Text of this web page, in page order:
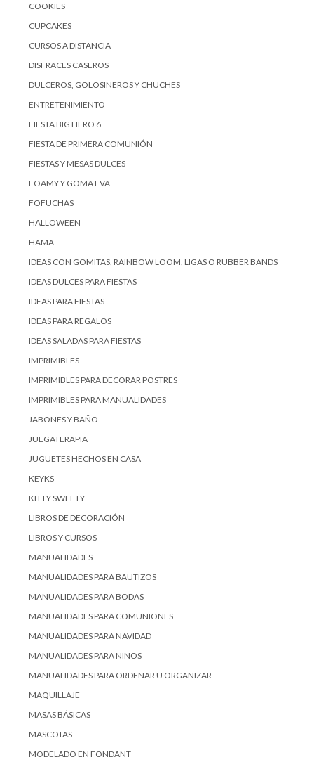
COOKIES
CUPCAKES
CURSOS A DISTANCIA
DISFRACES CASEROS
DULCEROS, GOLOSINEROS Y CHUCHES
ENTRETENIMIENTO
FIESTA BIG HERO 6
FIESTA DE PRIMERA COMUNIÓN
FIESTAS Y MESAS DULCES
FOAMY Y GOMA EVA
FOFUCHAS
HALLOWEEN
HAMA
IDEAS CON GOMITAS, RAINBOW LOOM, LIGAS O RUBBER BANDS
IDEAS DULCES PARA FIESTAS
IDEAS PARA FIESTAS
IDEAS PARA REGALOS
IDEAS SALADAS PARA FIESTAS
IMPRIMIBLES
IMPRIMIBLES PARA DECORAR POSTRES
IMPRIMIBLES PARA MANUALIDADES
JABONES Y BAÑO
JUEGATERAPIA
JUGUETES HECHOS EN CASA
KEYKS
KITTY SWEETY
LIBROS DE DECORACIÓN
LIBROS Y CURSOS
MANUALIDADES
MANUALIDADES PARA BAUTIZOS
MANUALIDADES PARA BODAS
MANUALIDADES PARA COMUNIONES
MANUALIDADES PARA NAVIDAD
MANUALIDADES PARA NIÑOS
MANUALIDADES PARA ORDENAR U ORGANIZAR
MAQUILLAJE
MASAS BÁSICAS
MASCOTAS
MODELADO EN FONDANT